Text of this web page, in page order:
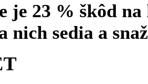
je 23 % škôd
nich sedia a